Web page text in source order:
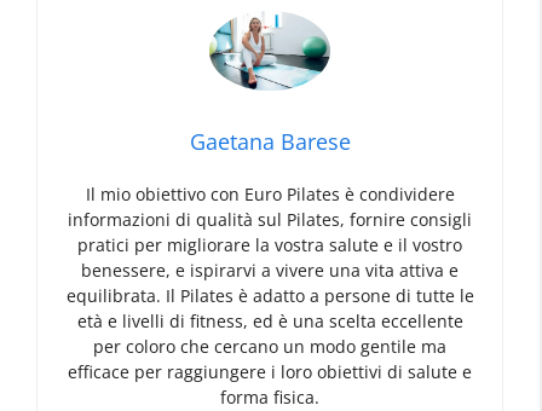
Gaetana Barese
Il mio obiettivo con Euro Pilates è condividere
informazioni di qualità sul Pilates, fornire consigli
pratici per migliorare la vostra salute e il vostro
benessere, e ispirarvi a vivere una vita attiva e
equilibrata. Il Pilates è adatto a persone di tutte le
età e livelli di fitness, ed è una scelta eccellente
per coloro che cercano un modo gentile ma
efficace per raggiungere i loro obiettivi di salute e
forma fisica.